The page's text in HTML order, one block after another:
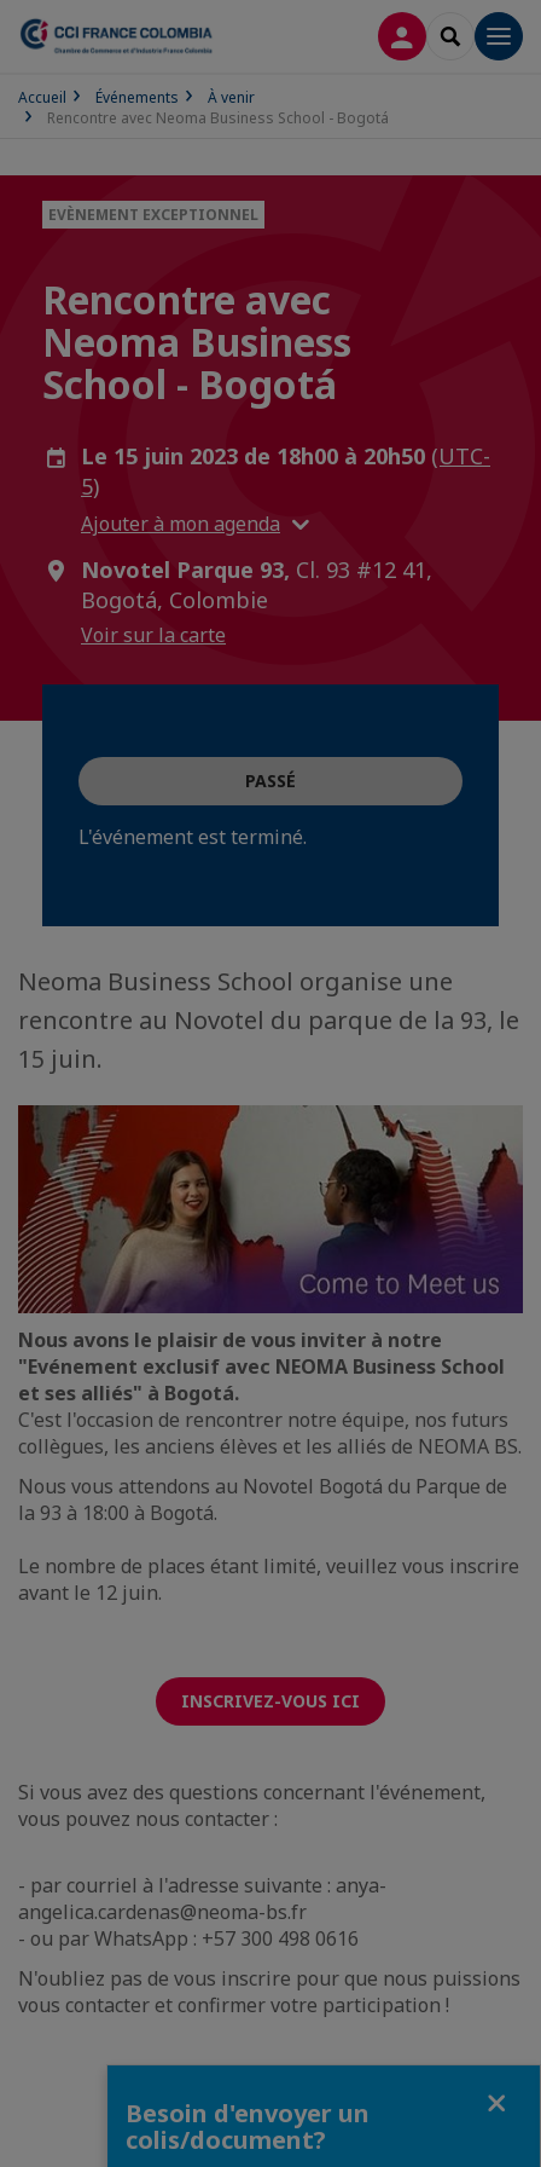
CONNEXION
Accueil Événements
À venir
Rencontre avec Neoma Business School - Bogotá
EVÈNEMENT EXCEPTIONNEL
Rencontre avec
Neoma Business
School - Bogotá
Le 15 juin 2023 de 18h00 à 20h50 (UTC-
5)
Ajouter à mon agenda
Novotel Parque 93, Cl. 93 #12 41,
Bogotá, Colombie
Voir sur la carte
PASSÉ
L'événement est terminé.
Neoma Business School organise une
rencontre au Novotel du parque de la 93, le
15 juin.
Nous avons le plaisir de vous inviter à notre
"Evénement exclusif avec NEOMA Business School
et ses alliés" à Bogotá.
C'est l'occasion de rencontrer notre équipe, nos futurs
collègues, les anciens élèves et les alliés de NEOMA BS.
Nous vous attendons au Novotel Bogotá du Parque de
la 93 à 18:00 à Bogotá.
Le nombre de places étant limité, veuillez vous inscrire
avant le 12 juin.
INSCRIVEZ-VOUS ICI
Si vous avez des questions concernant l'événement,
vous pouvez nous contacter :
- par courriel à l'adresse suivante : anya-
angelica.cardenas@neoma-bs.fr
- ou par WhatsApp : +57 300 498 0616
N'oubliez pas de vous inscrire pour que nous puissions
vous contacter et confirmer votre participation !
Besoin d'envoyer un
colis/document?